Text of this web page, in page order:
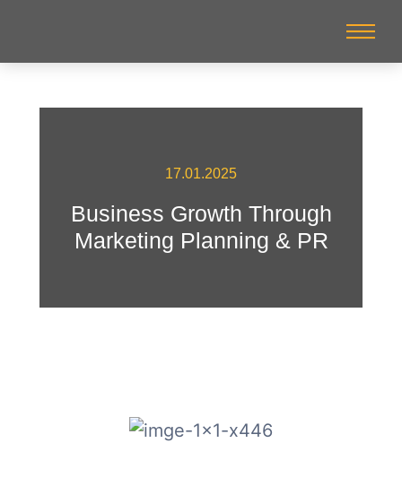
17.01.2025
Business Growth Through
Marketing Planning & PR